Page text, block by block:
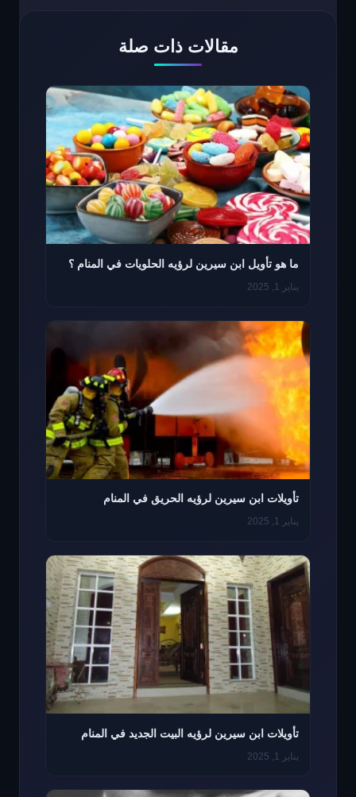
مقالات ذات صلة
ما هو تأويل ابن سيرين لرؤيه الحلويات في المنام ؟
يناير 1, 2025
تأويلات ابن سيرين لرؤيه الحريق في المنام
يناير 1, 2025
تأويلات ابن سيرين لرؤيه البيت الجديد في المنام
يناير 1, 2025